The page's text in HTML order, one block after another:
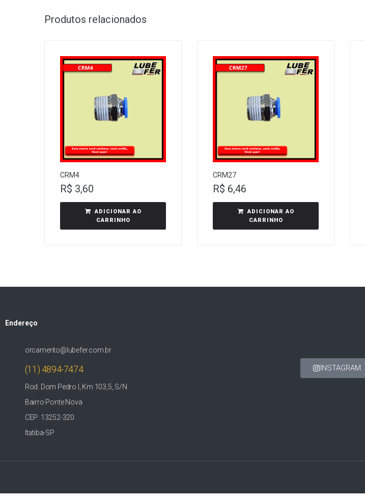
Produtos relacionados
CRM4
R$ 3,60
ADICIONAR AO
CARRINHO
CRM27
R$ 6,46
ADICIONAR AO
CARRINHO
Endereço
orcamento@lubefer.com.br
(11) 4894-7474
Rod. Dom Pedro I, Km 103,5, S/N
Bairro Ponte Nova
CEP: 13252-320
Itatiba-SP
INSTAGRAM